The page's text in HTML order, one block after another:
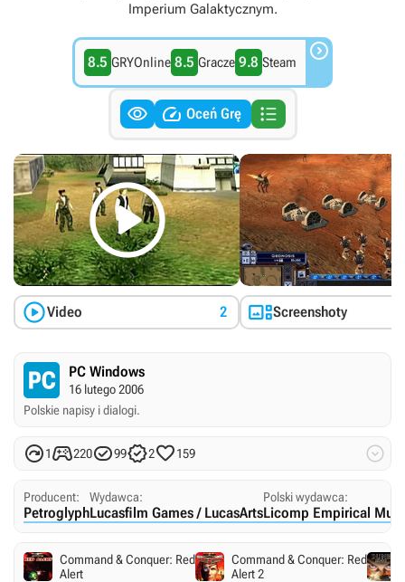
Imperium Galaktycznym.
8.5 GRYOnline 8.5 Gracze 9.8 Steam 
  Oceń Grę 

Video 2 Screenshoty
PC Windows
16 lutego 2006
Polskie napisy i dialogi.
1220992159 
Producent:
Petroglyph
Wydawca:
Lucasfilm Games / LucasArts
Polski wydawca:
Licomp Empirical
Command & Conquer: Red
Alert
Command & Conquer: Red
Alert 2